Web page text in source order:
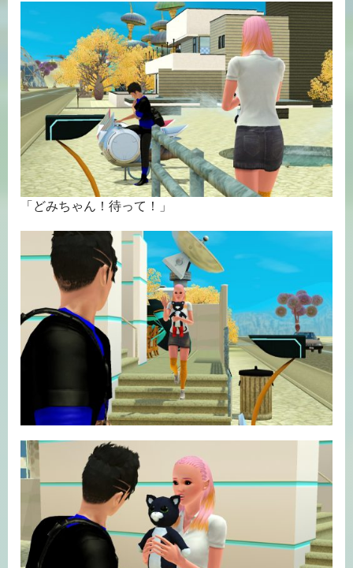
「どみちゃん！待って！」